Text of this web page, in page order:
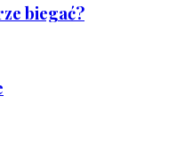
biegać?